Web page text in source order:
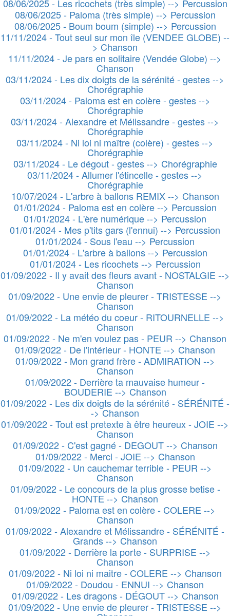
08/06/2025 - Les ricochets (très simple) --> Percussion
08/06/2025 - Paloma (très simple) --> Percussion
08/06/2025 - Boum boum (simple) --> Percussion
11/11/2024 - Tout seul sur mon île (VENDEE GLOBE) --
> Chanson
11/11/2024 - Je pars en solitaire (Vendée Globe) -->
Chanson
03/11/2024 - Les dix doigts de la sérénité - gestes -->
Chorégraphie
03/11/2024 - Paloma est en colère - gestes -->
Chorégraphie
03/11/2024 - Alexandre et Mélissandre - gestes -->
Chorégraphie
03/11/2024 - Ni loi ni maître (colère) - gestes -->
Chorégraphie
03/11/2024 - Le dégout - gestes --> Chorégraphie
03/11/2024 - Allumer l'étincelle - gestes -->
Chorégraphie
10/07/2024 - L'arbre à ballons REMIX --> Chanson
01/01/2024 - Paloma est en colère --> Percussion
01/01/2024 - L'ère numérique --> Percussion
01/01/2024 - Mes p'tits gars (l'ennui) --> Percussion
01/01/2024 - Sous l'eau --> Percussion
01/01/2024 - L'arbre à ballons --> Percussion
01/01/2024 - Les ricochets --> Percussion
01/09/2022 - Il y avait des fleurs avant - NOSTALGIE -->
Chanson
01/09/2022 - Une envie de pleurer - TRISTESSE -->
Chanson
01/09/2022 - La météo du coeur - RITOURNELLE -->
Chanson
01/09/2022 - Ne m'en voulez pas - PEUR --> Chanson
01/09/2022 - De l'intérieur - HONTE --> Chanson
01/09/2022 - Mon grand frère - ADMIRATION -->
Chanson
01/09/2022 - Derrière ta mauvaise humeur -
BOUDERIE --> Chanson
01/09/2022 - Les dix doigts de la sérénité - SÉRÉNITÉ -
-> Chanson
01/09/2022 - Tout est pretexte à être heureux - JOIE -->
Chanson
01/09/2022 - C'est gagné - DEGOUT --> Chanson
01/09/2022 - Merci - JOIE --> Chanson
01/09/2022 - Un cauchemar terrible - PEUR -->
Chanson
01/09/2022 - Le concours de la plus grosse betise -
HONTE --> Chanson
01/09/2022 - Paloma est en colère - COLERE -->
Chanson
01/09/2022 - Alexandre et Mélissandre - SÉRÉNITÉ -
Grands --> Chanson
01/09/2022 - Derrière la porte - SURPRISE -->
Chanson
01/09/2022 - Ni loi ni maitre - COLERE --> Chanson
01/09/2022 - Doudou - ENNUI --> Chanson
01/09/2022 - Les dragons - DÉGOUT --> Chanson
01/09/2022 - Une envie de pleurer - TRISTESSE -->